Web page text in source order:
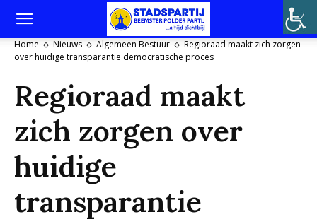
Home Nieuws Algemeen Bestuur
Regioraad maakt zich zorgen
over huidige transparantie democratische proces
Regioraad maakt
zich zorgen over
huidige
transparantie